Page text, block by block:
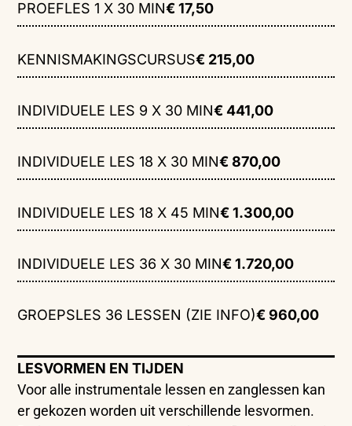
PROEFLES 1 X 30 MIN€ 17,50
KENNISMAKINGSCURSUS€ 215,00
INDIVIDUELE LES 9 X 30 MIN€ 441,00
INDIVIDUELE LES 18 X 30 MIN€ 870,00
INDIVIDUELE LES 18 X 45 MIN€ 1.300,00
INDIVIDUELE LES 36 X 30 MIN€ 1.720,00
GROEPSLES 36 LESSEN (ZIE INFO)€ 960,00
LESVORMEN EN TIJDEN
Voor alle instrumentale lessen en zanglessen kan
er gekozen worden uit verschillende lesvormen.